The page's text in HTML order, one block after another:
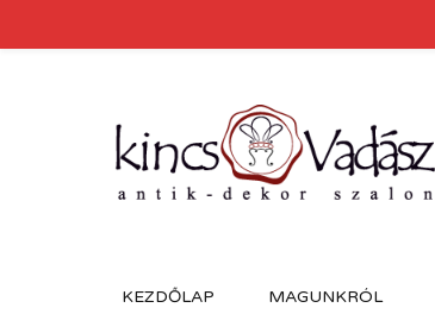
KEZDŐLAP MAGUNKRÓL